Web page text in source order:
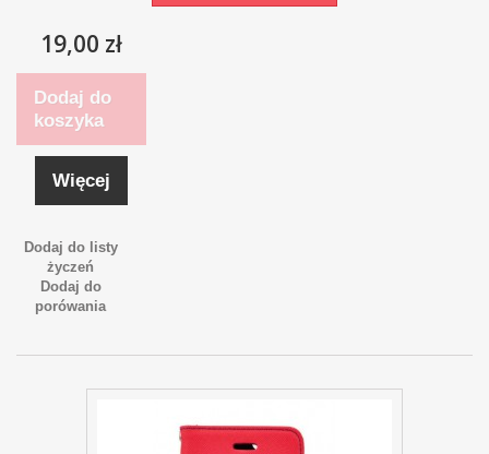
19,00 zł
Dodaj do
koszyka
Więcej
Dodaj do listy
życzeń
Dodaj do
porówania